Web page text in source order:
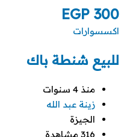
EGP 300
اكسسوارات
للبيع شنطة باك
منذ 4 سنوات
زينة عبد الله
الجيزة
316 مشاهدة